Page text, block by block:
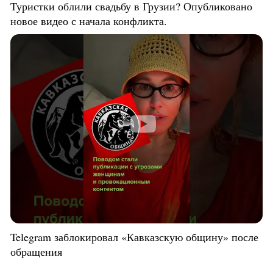
Туристки облили свадьбу в Грузии? Опубликовано
новое видео с начала конфликта.
Telegram заблокировал «Кавказскую общину» после
обращения